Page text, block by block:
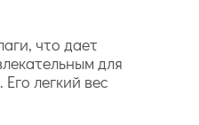
что дает
для
легкий вес